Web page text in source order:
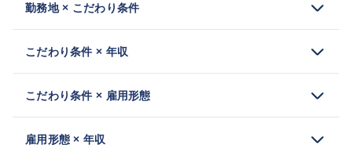
勤務地 × こだわり条件
こだわり条件 × 年収
こだわり条件 × 雇用形態
雇用形態 × 年収